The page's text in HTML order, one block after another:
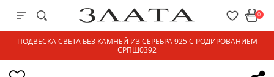
0
ПОДВЕСКА СВЕТА БЕЗ КАМНЕЙ ИЗ СЕРЕБРА 925 С РОДИРОВАНИЕМ
СРПШ0392